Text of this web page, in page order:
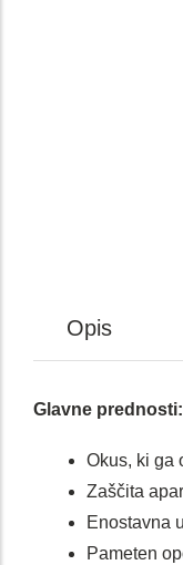
Opis
Glavne prednosti:
Okus, ki ga
Zaščita
Enostavna
Pameten